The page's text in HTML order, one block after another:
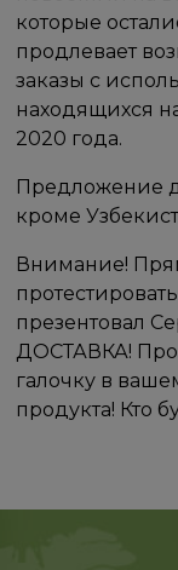
которые
продлевает
заказы с
находящихся
2020 года.
Предложение
кроме
Внимание!
презентовал
ДОСТАВКА!
галочку в
продукта! Кто